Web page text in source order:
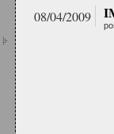
08/04/2009